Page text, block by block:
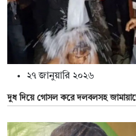
২৭ জানুয়ারি ২০২৬
দুধ দিয়ে গোসল করে দলবলসহ